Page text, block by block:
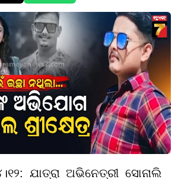
ଯାତ୍ରା ଅଭିନେତ୍ରୀ ସୋନାଲି